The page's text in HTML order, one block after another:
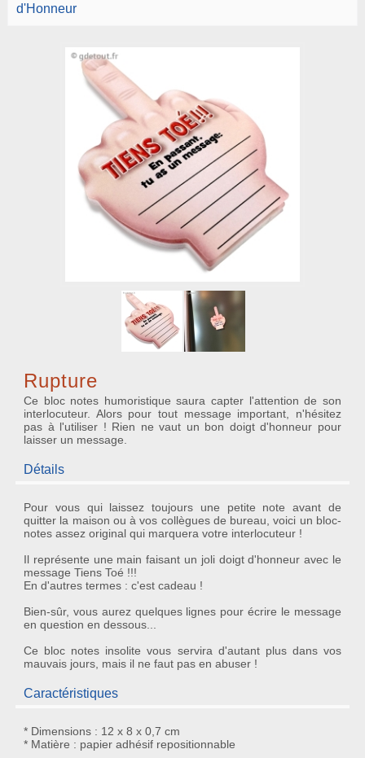
d'Honneur
Rupture
Ce bloc notes humoristique saura capter l'attention de son
interlocuteur. Alors pour tout message important, n'hésitez
pas à l'utiliser ! Rien ne vaut un bon doigt d'honneur pour
laisser un message.
Détails
Pour vous qui laissez toujours une petite note avant de
quitter la maison ou à vos collègues de bureau, voici un bloc-
notes assez originalqui marquera votre interlocuteur !
Il représente une main faisant un jolidoigt d'honneur avec le
message Tiens Toé !!!
En d'autres termes : c'est cadeau !
Bien-sûr, vous aurez quelques lignes pour écrire le message
en question en dessous...
Ce bloc notes insolite vous servira d'autant plus dans vos
mauvais jours, mais il ne faut pas en abuser !
Caractéristiques
* Dimensions : 12 x 8 x 0,7 cm
* Matière : papier adhésif repositionnable